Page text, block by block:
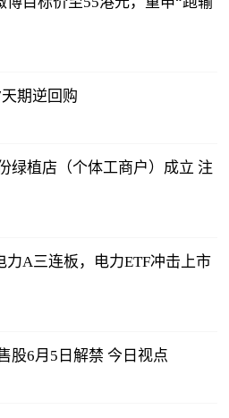
期逆回购
绿植店（个体工商户）成立 注
A三连板，电力ETF冲击上市
股6月5日解禁 今日视点